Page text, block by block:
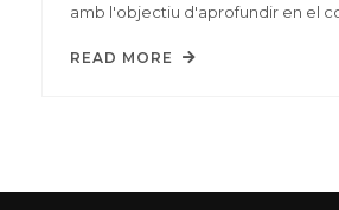
amb l'objectiu d'aprofundir en el
READ MORE